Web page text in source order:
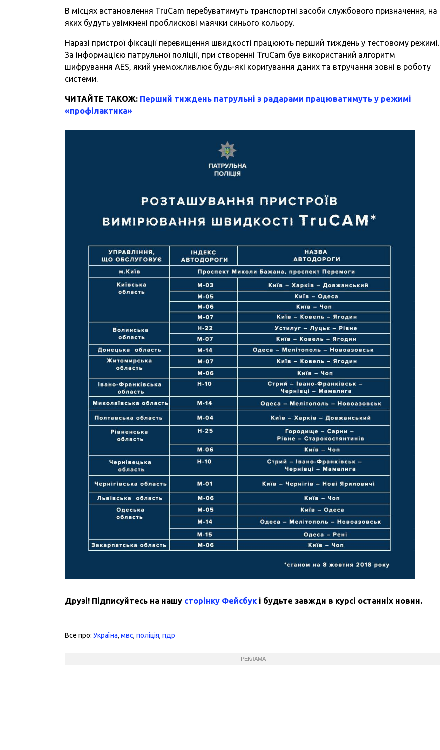
В місцях встановлення TruCam перебуватимуть транспортні засоби службового призначення, на
яких будуть увімкнені проблискові маячки синього кольору.
Наразі пристрої фіксації перевищення швидкості працюють перший тиждень у тестовому режимі.
За інформацією патрульної поліції, при створенні TruCam був використаний алгоритм
шифрування AES, який унеможливлює будь-які коригування даних та втручання зовні в роботу
системи.
ЧИТАЙТЕ ТАКОЖ: Перший тиждень патрульні з радарами працюватимуть у режимі
«профілактика»
Друзі! Підписуйтесь на нашу сторінку Фейсбук і будьте завжди в курсі останніх новин.
Все про:Україна,мвс,поліція,пдр
РЕКЛАМА